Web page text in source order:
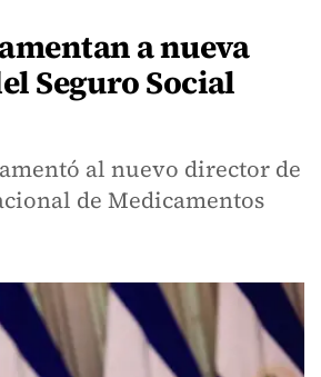
a nueva
Seguro Social
al nuevo director de
de Medicamentos